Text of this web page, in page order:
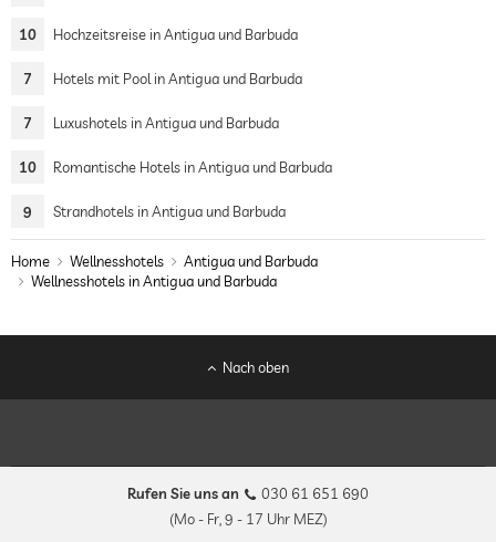
10 Hochzeitsreise in Antigua und Barbuda
7 Hotels mit Pool in Antigua und Barbuda
7 Luxushotels in Antigua und Barbuda
10 Romantische Hotels in Antigua und Barbuda
9 Strandhotels in Antigua und Barbuda
Home Wellnesshotels
Antigua und Barbuda
Wellnesshotels in Antigua und Barbuda
Nach oben
Rufen Sie uns an
030 61 651 690
(Mo - Fr, 9 - 17 Uhr MEZ)